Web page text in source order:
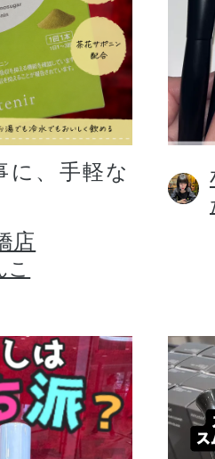
定期お届けサ
気ライン
ドレススノー
に、手軽な
店